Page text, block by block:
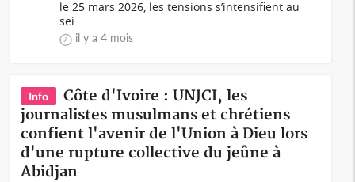
le 25 mars 2026, les tensions s’intensifient au
sei...
il y a 4 mois
Info
Côte d'Ivoire : UNJCI, les
journalistes musulmans et chrétiens
confient l'avenir de l'Union à Dieu lors
d'une rupture collective du jeûne à
Abidjan